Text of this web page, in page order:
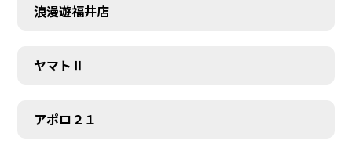
浪漫遊福井店
ヤマトⅡ
アポロ２１